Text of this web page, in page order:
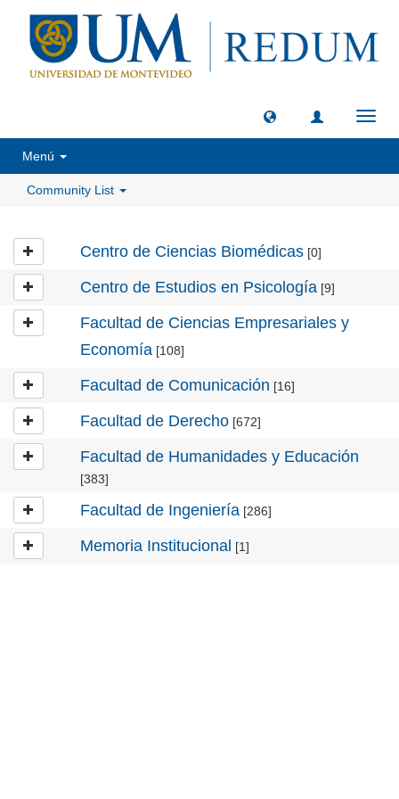
Menú
Community List
Centro de Ciencias Biomédicas[0]
Centro de Estudios en Psicología[9]
Facultad de Ciencias Empresariales y
Economía[108]
Facultad de Comunicación [16]
Facultad de Derecho[672]
Facultad de Humanidades y Educación
[383]
Facultad de Ingeniería[286]
Memoria Institucional [1]